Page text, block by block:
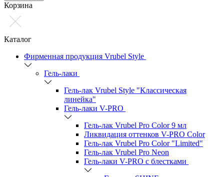
Корзина
Каталог
Фирменная продукция Vrubel Style
Гель-лаки
Гель-лак Vrubel Style "Классическая
линейка"
Гель-лаки V-PRO
Гель-лак Vrubel Pro Color 9 мл
Ликвидация оттенков V-PRO Color
Гель-лак Vrubel Pro Color "Limited"
Гель-лак Vrubel Pro Neon
Гель-лаки V-PRO c блестками